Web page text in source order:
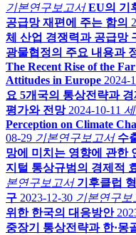
기본연구보고서 EU의 기
공급망 재편에 주는 함의
체 산업 경쟁력과 공급망
광물협정의 주요 내용과
The Recent Rise of the
Attitudes in Europe 2024-
요 5개국의 통상전략과
평가와 전망 2024-10-11
Perception on Climate
08-29 기본연구보고서 수
망에 미치는 영향에 관한
지털 통상규범의 경제적
본연구보고서 기후클럽
구 2023-12-30 기본연구보
위한 한국의 대응방안
중장기 통상전략과 한·몽